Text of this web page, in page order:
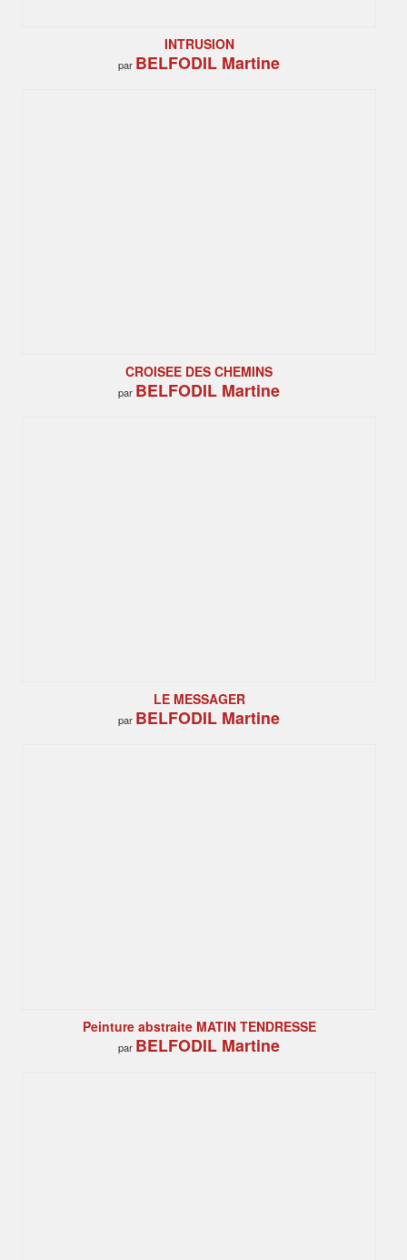
INTRUSION
par BELFODIL Martine
CROISEE DES CHEMINS
par BELFODIL Martine
LE MESSAGER
par BELFODIL Martine
Peinture abstraite MATIN TENDRESSE
par BELFODIL Martine